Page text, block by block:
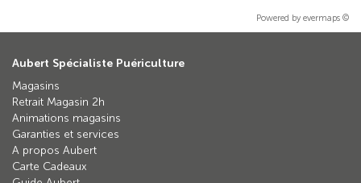
Powered by evermaps ©
Aubert Spécialiste Puériculture
Magasins
Retrait Magasin 2h
Animations magasins
Garanties et services
A propos Aubert
Carte Cadeaux